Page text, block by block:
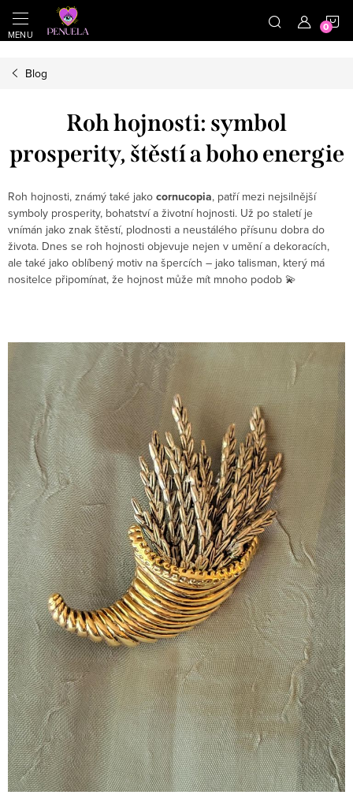
https://cz.pinterest.com/shoppenuela/
Přejít na obsah
Blog
Roh hojnosti: symbol
prosperity, štěstí a boho energie
Roh hojnosti, známý také jako cornucopia, patří mezi nejsilnější
symboly prosperity, bohatství a životní hojnosti. Už po staletí je
vnímán jako znak štěstí, plodnosti a neustálého přísunu dobra do
života. Dnes se roh hojnosti objevuje nejen v umění a dekoracích,
ale také jako oblíbený motiv na špercích – jako talisman, který má
nositelce připomínat, že hojnost může mít mnoho podob 💫